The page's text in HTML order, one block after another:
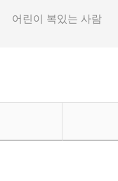
어린이 복있는 사람